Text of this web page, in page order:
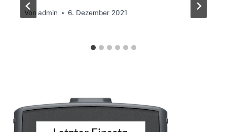
Von admin 6. Dezember 2021